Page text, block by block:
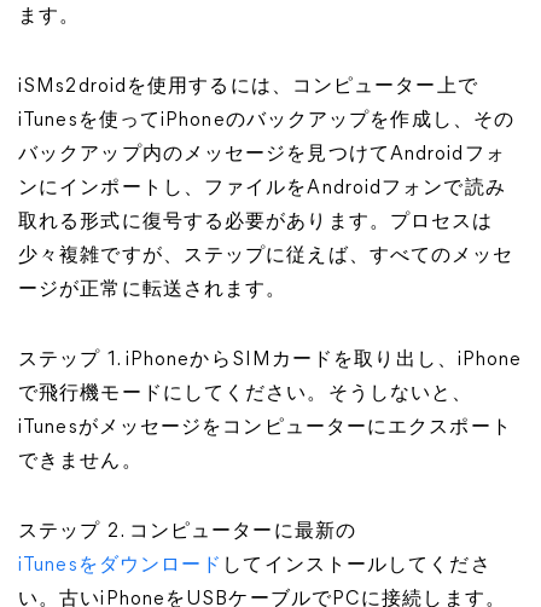
ます。
iSMs2droidを使用するには、コンピューター上で
iTunesを使ってiPhoneのバックアップを作成し、その
バックアップ内のメッセージを見つけてAndroidフォ
ンにインポートし、ファイルをAndroidフォンで読み
取れる形式に復号する必要があります。プロセスは
少々複雑ですが、ステップに従えば、すべてのメッセ
ージが正常に転送されます。
ステップ 1. iPhoneからSIMカードを取り出し、iPhone
で飛行機モードにしてください。そうしないと、
iTunesがメッセージをコンピューターにエクスポート
できません。
ステップ 2. コンピューターに最新の
iTunesをダウンロード してインストールしてくださ
い。古いiPhoneをUSBケーブルでPCに接続します。